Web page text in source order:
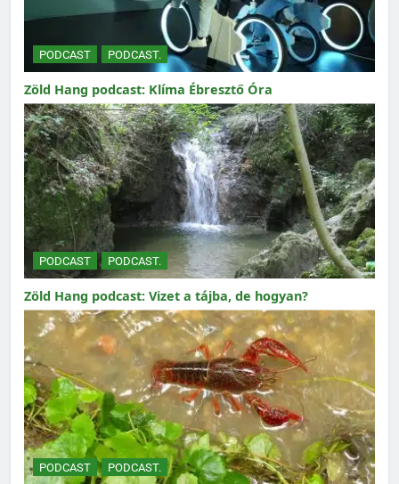
PODCAST PODCAST.
Zöld Hang podcast: Klíma Ébresztő Óra
PODCAST PODCAST.
Zöld Hang podcast: Vizet a tájba, de hogyan?
PODCAST PODCAST.